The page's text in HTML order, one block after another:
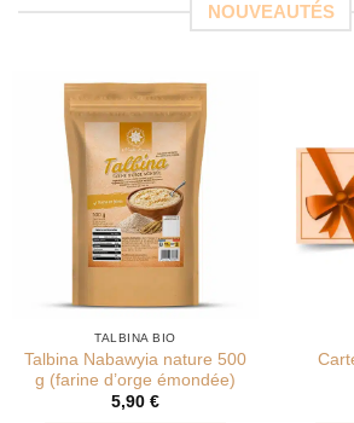
NOUVEAUTÉS
TALBINA BIO
Talbina Nabawyia nature 500
g (farine d’orge émondée)
5,90 €